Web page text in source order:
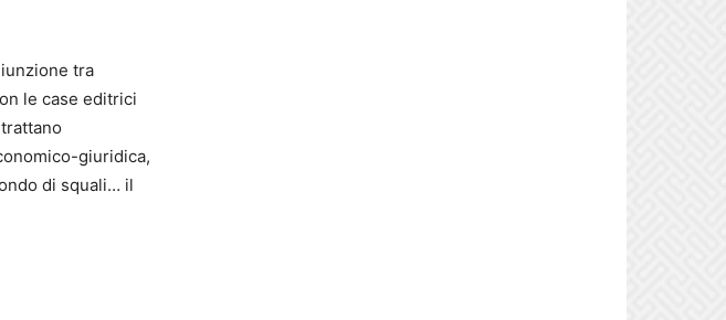
tra
le case editrici
giuridica,
di squali… il